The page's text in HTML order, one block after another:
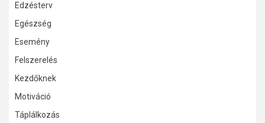
Edzésterv
Egészség
Esemény
Felszerelés
Kezdőknek
Motiváció
Táplálkozás